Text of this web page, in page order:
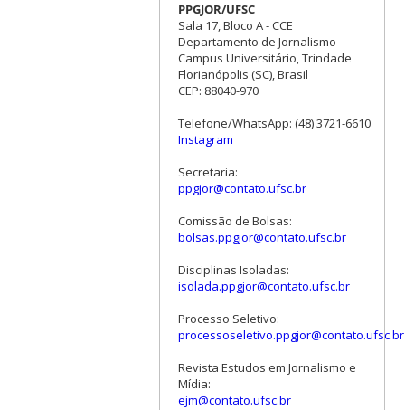
PPGJOR/UFSC
Sala 17, Bloco A - CCE
Departamento de Jornalismo
Campus Universitário, Trindade
Florianópolis (SC), Brasil
CEP: 88040-970
Telefone/WhatsApp: (48) 3721-6610
Instagram
Secretaria:
ppgjor@contato.ufsc.br
Comissão de Bolsas:
bolsas.ppgjor@contato.ufsc.br
Disciplinas Isoladas:
isolada.ppgjor@contato.ufsc.br
Processo Seletivo:
processoseletivo.ppgjor@contato.ufsc.br
Revista Estudos em Jornalismo e
Mídia:
ejm@contato.ufsc.br